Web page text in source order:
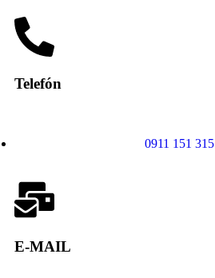
Telefón
0911 151 315
E-MAIL